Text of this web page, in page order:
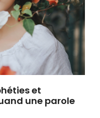
et
une parole